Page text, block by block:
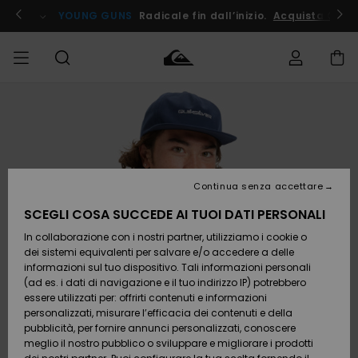
informazioni
prodotto
! YOUNG GUNS Radicale fin dall’inizio. Acquista Ora
Abbigliamento
Accessori
Calzature
e
infradito
Surf /
Acqua
Abbigliamento
Accessori
Calzature
e
infradito
Surf /
Acqua
Shop
Nuovi
Da
Scoprire
Snow
SURF
Surf Shop
Uomo
Highlights
Comunità
SNOW
Snow
Shop
Uomo
Shop
Snow
Shop
Donna
OUTLET
Outlet
Uomo
Outlet
Donna
Accedi al tuo
ordine
Spedizione
Pagamento
Buono regalo
Quiksilver
Freedom
SCEGLI COSA SUCCEDE AI TUOI DATI PERSONALI
In collaborazione con i nostri partner, utilizziamo i cookie o
dei sistemi equivalenti per salvare e/o accedere a delle
informazioni sul tuo dispositivo. Tali informazioni personali
(ad es. i dati di navigazione e il tuo indirizzo IP) potrebbero
essere utilizzati per: offrirti contenuti e informazioni
personalizzati, misurare l’efficacia dei contenuti e della
pubblicità, per fornire annunci personalizzati, conoscere
meglio il nostro pubblico o sviluppare e migliorare i prodotti
Continua senza accettare